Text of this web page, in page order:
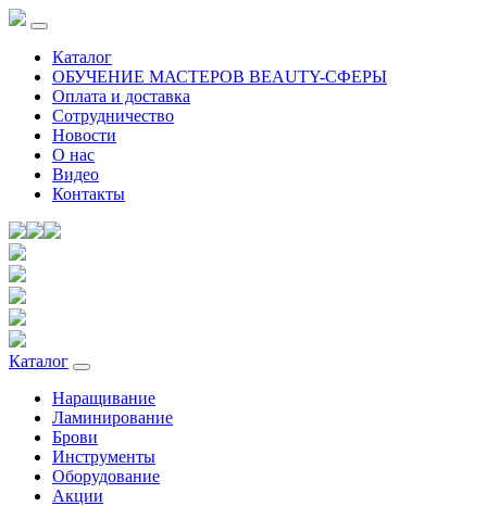
Каталог
ОБУЧЕНИЕ МАСТЕРОВ BEAUTY-СФЕРЫ
Оплата и доставка
Сотрудничество
Новости
О нас
Видео
Контакты
Каталог
Наращивание
Ламинирование
Брови
Инструменты
Оборудование
Акции